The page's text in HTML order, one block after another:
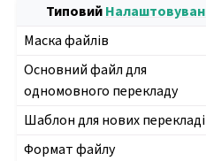
Типовий
Маска файлів
Основний файл для
одномовного перекладу
Шаблон для нових
Формат файлу